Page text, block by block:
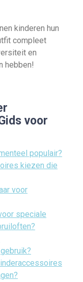
kinderen hun
compleet
en
hebben!
voor
populair?
kiezen die
voor
speciale